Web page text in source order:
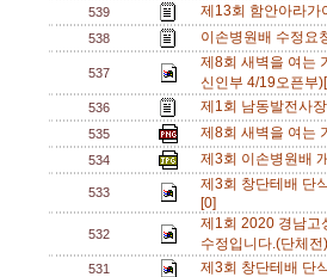
539 제13회 함안아라
538 이손병원배 수정
537
제8회 새벽을 여는
신인부 4/19오픈
536 제1회 남동발전사
535 제8회 새벽을 여는
534 제3회 이손병원배
533
제3회 창단테배 단
[0]
532
제1회 2020 경남고
수정입니다.(단체
531 제3회 창단테배 단